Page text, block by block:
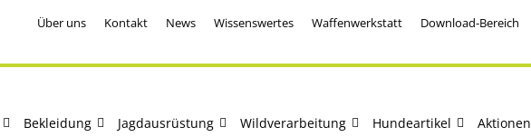
Über uns Kontakt News Wissenswertes Waffenwerkstatt Download-Bereich
Bekleidung Jagdausrüstung Wildverarbeitung Hundeartikel Aktionen